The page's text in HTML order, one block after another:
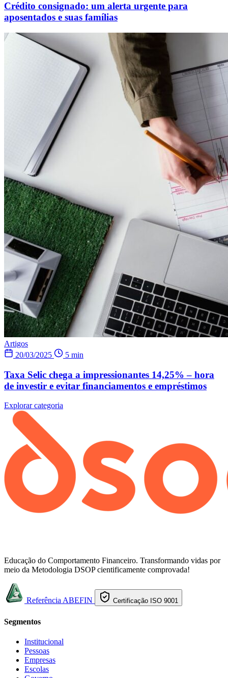
Crédito consignado: um alerta urgente para
aposentados e suas famílias
Artigos
20/03/2025
5 min
Taxa Selic chega a impressionantes 14,25% – hora
de investir e evitar financiamentos e empréstimos
Explorar categoria
Educação do Comportamento Financeiro. Transformando vidas por
meio da Metodologia DSOP cientificamente comprovada!
Referência ABEFIN Certificação ISO 9001
Segmentos
Institucional
Pessoas
Empresas
Escolas